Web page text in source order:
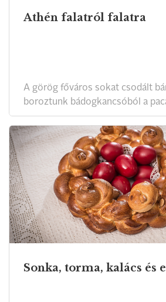
Athén falatról falatra
A görög főváros sokat csodált
boroztunk bádogkancsóból a
Sonka, torma, kalács és